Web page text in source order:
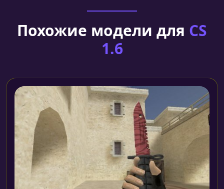
Похожие модели для CS
1.6